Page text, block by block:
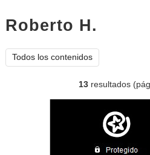
Roberto H.
Todos los contenidos
13 resultados